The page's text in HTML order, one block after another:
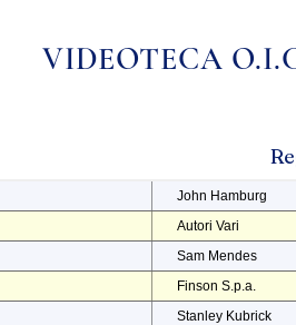
VIDEOTECA
John Hamburg
Autori Vari
Sam Mendes
Finson S.p.a.
Stanley Kubrick